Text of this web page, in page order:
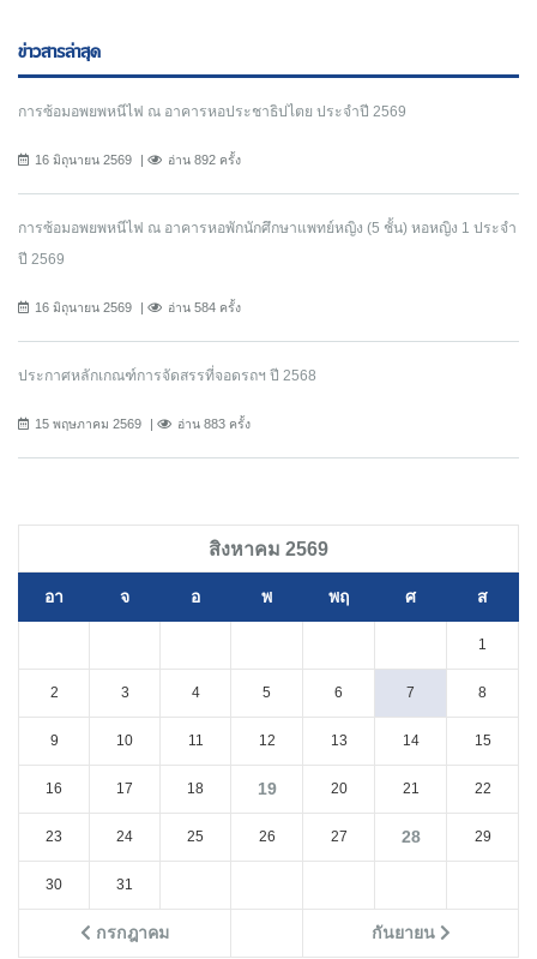
ข่าวสารล่าสุด
การซ้อมอพยพหนีไฟ ณ อาคารหอประชาธิปไตย ประจำปี 2569
16 มิถุนายน 2569 อ่าน 892 ครั้ง
การซ้อมอพยพหนีไฟ ณ อาคารหอพักนักศึกษาแพทย์หญิง (5 ชั้น) หอหญิง 1 ประจำ
ปี 2569
16 มิถุนายน 2569 อ่าน 584 ครั้ง
ประกาศหลักเกณฑ์การจัดสรรที่จอดรถฯ ปี 2568
15 พฤษภาคม 2569 อ่าน 883 ครั้ง
สิงหาคม 2569
อา จ อ พ พฤ ศ ส
กรกฎาคม กันยายน
1
2 3 4 5 6 7 8
9 10 11 12 13 14 15
16 17 18 19 20 21 22
23 24 25 26 27 28 29
30 31